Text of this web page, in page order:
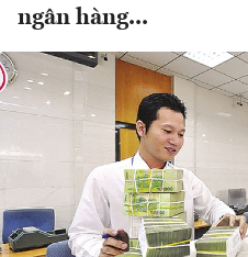
ngân hàng...